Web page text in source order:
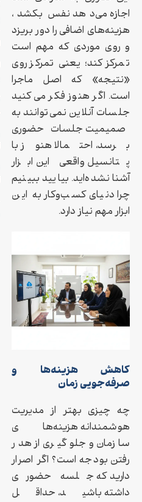
اجازه می‌دهد نفس بکشد،
هزینه‌های اضافی را دور بریزد
و روی موردی که مهم است
تمرکز کند؛ یعنی تمرکز روی
«نتیجه» که اصل ماجرا
است. اگر هنوز فکر می‌کنید
جلسات آنلاین نمی‌توانند به
صمیمیت جلسات حضوری
برسد، احتمالا هنوز با
پتانسیل واقعی این ابزار
آشنا نشده‌اید. بیایید ببینیم
چرا دنیای کسب‌وکار به این
ابزار مهم نیاز دارد.
کاهش هزینه‌ها و
صرفه‌جویی زمان
چه چیزی بهتر از مدیریت
هوشمندانه هزینه‌های
سازمان و جلوگیری از هدر
رفتن بودجه است؟ اگر اصرار
دارید که جلسه حضوری
داشته باشید، حداقل